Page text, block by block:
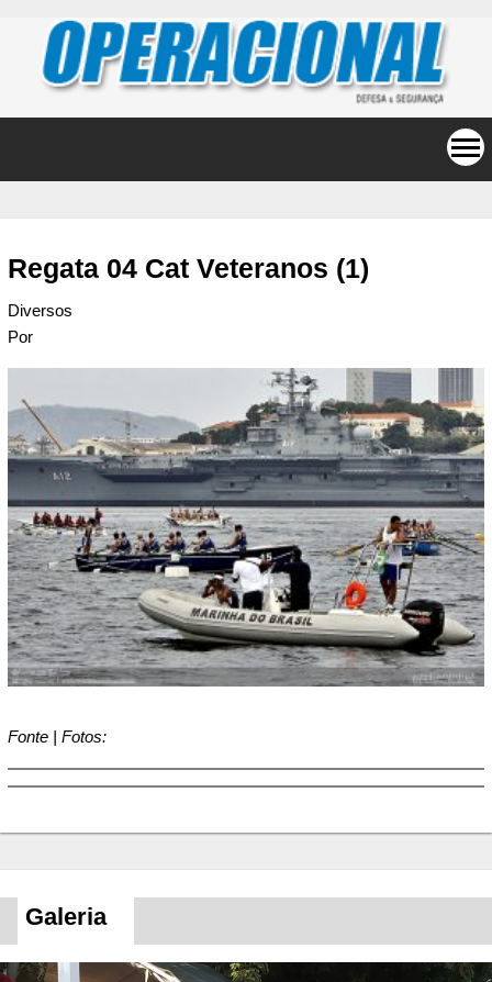
Regata 04 Cat Veteranos (1)
Diversos
Por
Fonte | Fotos:
Galeria